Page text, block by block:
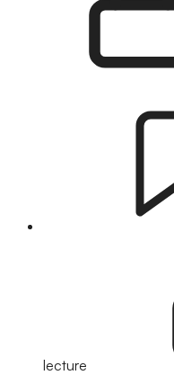
lecture